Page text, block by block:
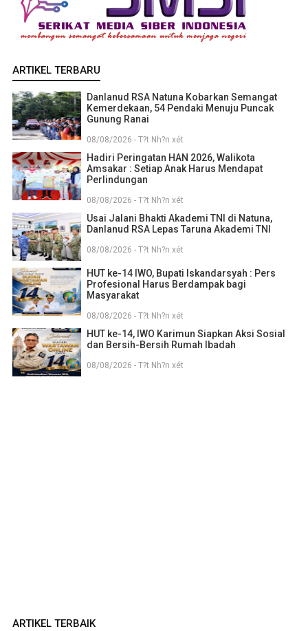
ARTIKEL TERBARU
Danlanud RSA Natuna Kobarkan Semangat
Kemerdekaan, 54 Pendaki Menuju Puncak
Gunung Ranai
08/08/2026 - T?t Nh?n xét
Hadiri Peringatan HAN 2026, Walikota
Amsakar : Setiap Anak Harus Mendapat
Perlindungan
08/08/2026 - T?t Nh?n xét
Usai Jalani Bhakti Akademi TNI di Natuna,
Danlanud RSA Lepas Taruna Akademi TNI
08/08/2026 - T?t Nh?n xét
HUT ke-14 IWO, Bupati Iskandarsyah : Pers
Profesional Harus Berdampak bagi
Masyarakat
08/08/2026 - T?t Nh?n xét
HUT ke-14, IWO Karimun Siapkan Aksi Sosial
dan Bersih-Bersih Rumah Ibadah
08/08/2026 - T?t Nh?n xét
ARTIKEL TERBAIK